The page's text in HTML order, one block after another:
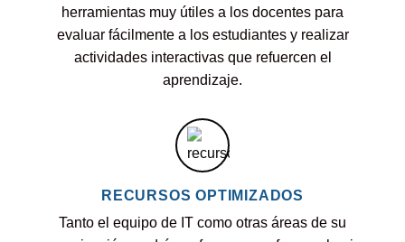
herramientas muy útiles a los docentes para
evaluar fácilmente a los estudiantes y realizar
actividades interactivas que refuercen el
aprendizaje.
RECURSOS OPTIMIZADOS
Tanto el equipo de IT como otras áreas de su